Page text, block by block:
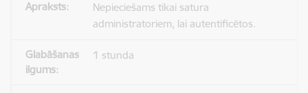
Nepieciešams tikai satura
administratoriem, lai autentificētos.
1 stunda